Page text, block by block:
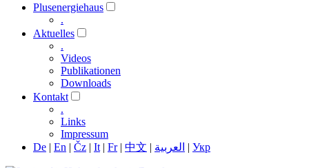
Plusenergiehaus
.
Aktuelles
.
Videos
Publikationen
Downloads
Kontakt
.
Links
Impressum
De | En | Čz | It | Fr| 中文 | العربية | Укр